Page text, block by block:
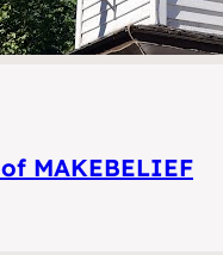
MAKEBELIEF